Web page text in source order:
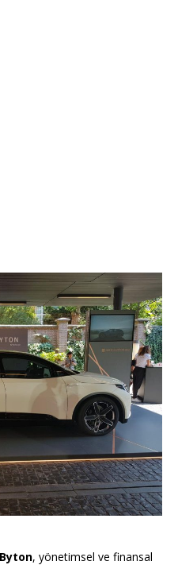
, yönetimsel ve finansal